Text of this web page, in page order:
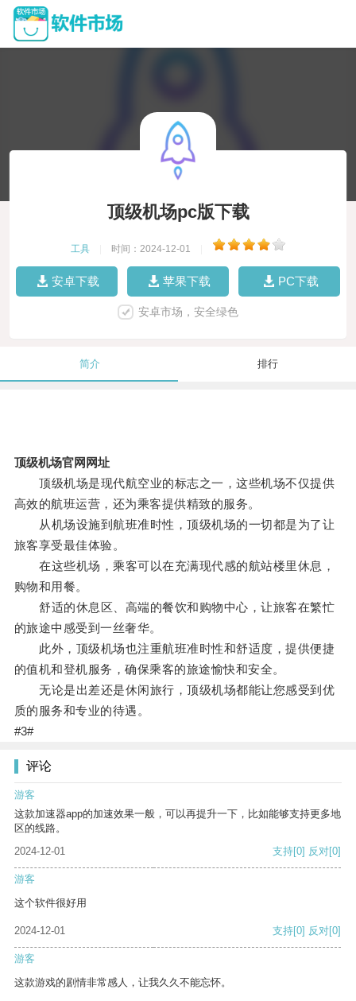
顶级机场pc版下载
工具 时间：2024-12-01
安卓下载 苹果下载 PC下载
安卓市场，安全绿色
简介 排行
顶级机场官网网址
顶级机场是现代航空业的标志之一，这些机场不仅提供
高效的航班运营，还为乘客提供精致的服务。
从机场设施到航班准时性，顶级机场的一切都是为了让
旅客享受最佳体验。
在这些机场，乘客可以在充满现代感的航站楼里休息，
购物和用餐。
舒适的休息区、高端的餐饮和购物中心，让旅客在繁忙
的旅途中感受到一丝奢华。
此外，顶级机场也注重航班准时性和舒适度，提供便捷
的值机和登机服务，确保乘客的旅途愉快和安全。
无论是出差还是休闲旅行，顶级机场都能让您感受到优
质的服务和专业的待遇。
#3#
评论
游客
这款加速器app的加速效果一般，可以再提升一下，比如能够支持更多地
区的线路。
2024-12-01
支持[0] 反对[0]
游客
这个软件很好用
2024-12-01 支持[0] 反对[0]
游客
这款游戏的剧情非常感人，让我久久不能忘怀。